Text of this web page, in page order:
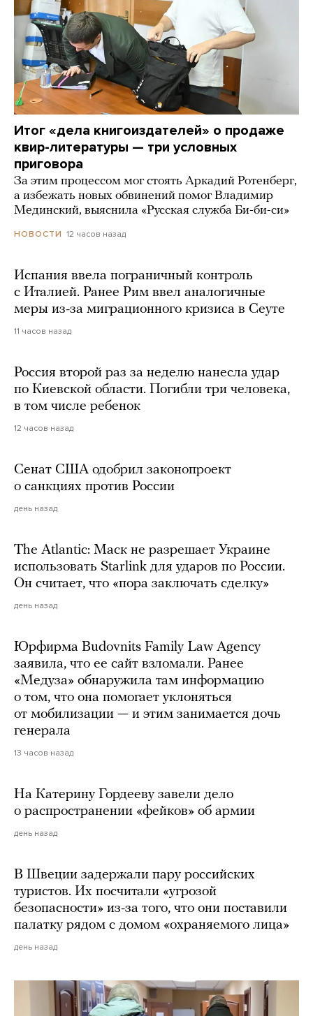
Итог «дела книгоиздателей» о продаже
квир-литературы — три условных
приговора
За этим процессом мог стоять Аркадий Ротенберг,
а избежать новых обвинений помог Владимир
Мединский, выяснила «Русская служба Би-би-си»
НОВОСТИ 12 часов назад
Испания ввела пограничный контроль
с Италией. Ранее Рим ввел аналогичные
меры из-за миграционного кризиса в Сеуте
11 часов назад
Россия второй раз за неделю нанесла удар
по Киевской области. Погибли три человека,
в том числе ребенок
12 часов назад
Сенат США одобрил законопроект
о санкциях против России
день назад
The Atlantic: Маск не разрешает Украине
использовать Starlink для ударов по России.
Он считает, что «пора заключать сделку»
день назад
Юрфирма Budovnits Family Law Agency
заявила, что ее сайт взломали. Ранее
«Медуза» обнаружила там информацию
о том, что она помогает уклоняться
от мобилизации — и этим занимается дочь
генерала
13 часов назад
На Катерину Гордееву завели дело
о распространении «фейков» об армии
день назад
В Швеции задержали пару российских
туристов. Их посчитали «угрозой
безопасности» из-за того, что они поставили
палатку рядом с домом «охраняемого лица»
день назад